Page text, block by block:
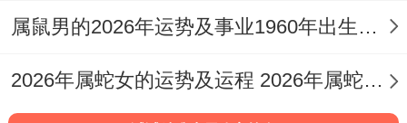
也要看饮食同锻炼、保持良好的生活习
一定得注意的事2025年犯太岁的生肖一共有
属鼠男的2026年运势及事业1960年出生的命运 属鼠男的2026婚姻
2026年属蛇女的运势及运程 2026年属蛇女全年运势及运程